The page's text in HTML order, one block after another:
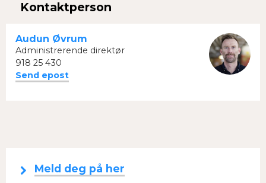
Kontaktperson
Audun Øvrum
Administrerende direktør
918 25 430
Send epost
Meld deg på her